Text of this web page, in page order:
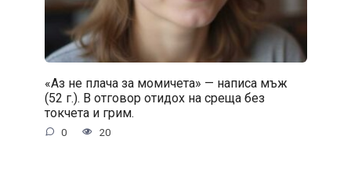
«Аз не плача за момичета» — написа мъж
(52 г.). В отговор отидох на среща без
токчета и грим.
0 20